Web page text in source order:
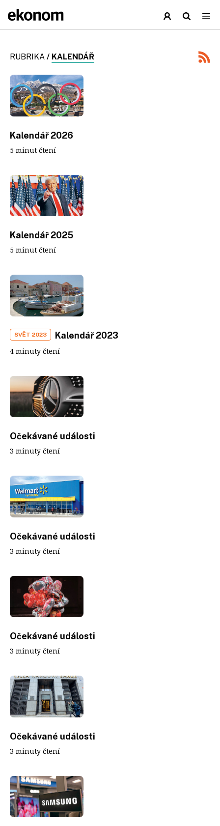
RUBRIKA / KALENDÁŘ
Kalendář 2026
5 minut čtení
Kalendář 2025
5 minut čtení
SVĚT 2023 Kalendář 2023
4 minuty čtení
Očekávané události
3 minuty čtení
Očekávané události
3 minuty čtení
Očekávané události
3 minuty čtení
Očekávané události
3 minuty čtení